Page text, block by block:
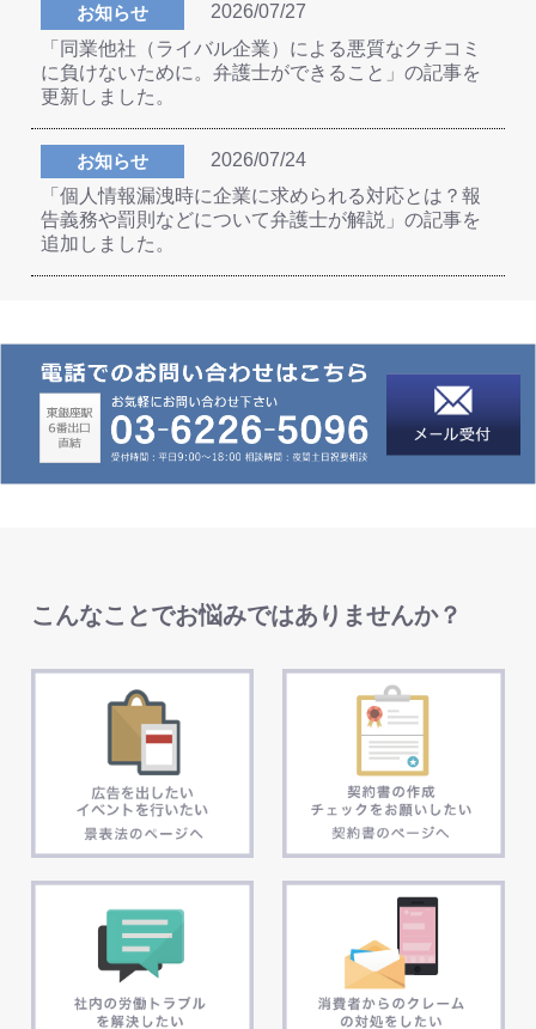
お知らせ
2026/07/27
「同業他社（ライバル企業）による悪質なクチコミ
に負けないために。弁護士ができること」の記事を
更新しました。
お知らせ
2026/07/24
「個人情報漏洩時に企業に求められる対応とは？報
告義務や罰則などについて弁護士が解説」の記事を
追加しました。
こんなことでお悩みではありませんか？